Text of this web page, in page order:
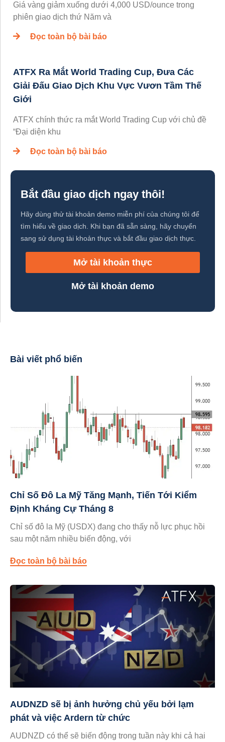
Giá vàng giảm xuống dưới 4,000 USD/ounce trong
phiên giao dịch thứ Năm và
Đọc toàn bộ bài báo
ATFX Ra Mắt World Trading Cup, Đưa Các
Giải Đấu Giao Dịch Khu Vực Vươn Tầm Thế
Giới
ATFX chính thức ra mắt World Trading Cup với chủ đề
“Đại diện khu
Đọc toàn bộ bài báo
Bắt đầu giao dịch ngay thôi!
Hãy dùng thử tài khoản demo miễn phí của chúng tôi để
tìm hiểu về giao dịch. Khi bạn đã sẵn sàng, hãy chuyển
sang sử dụng tài khoản thực và bắt đầu giao dịch thực.
Mở tài khoản thực
Mở tài khoản demo
Bài viết phổ biến
Chỉ Số Đô La Mỹ Tăng Mạnh, Tiến Tới Kiểm
Định Kháng Cự Tháng 8
Chỉ số đô la Mỹ (USDX) đang cho thấy nỗ lực phục hồi
sau một năm nhiều biến động, với
Đọc toàn bộ bài báo
AUDNZD sẽ bị ảnh hưởng chủ yếu bởi lạm
phát và việc Ardern từ chức
AUDNZD có thể sẽ biến động trong tuần này khi cả hai